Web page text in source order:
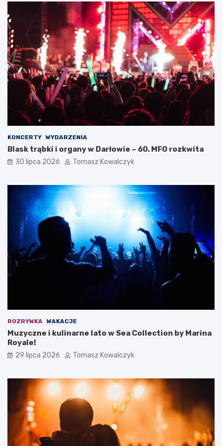
KONCERTY WYDARZENIA
Blask trąbki i organy w Darłowie – 60. MFO rozkwita
30 lipca 2026 Tomasz Kowalczyk
ROZRYWKA WAKACJE
Muzyczne i kulinarne lato w Sea Collection by Marina
Royale!
29 lipca 2026 Tomasz Kowalczyk